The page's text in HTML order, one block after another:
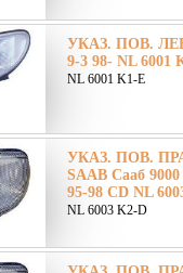
УКАЗ. ПОВ.
9-3 98- NL 6001
NL 6001 K1-E
УКАЗ. ПОВ.
SAAB Сааб
95-98 CD NL
NL 6003 K2-D